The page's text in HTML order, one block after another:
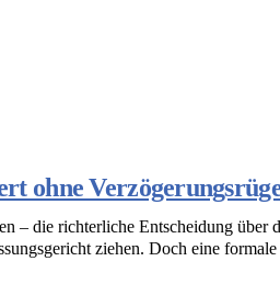
ohne
– die richterliche Entscheidung über
ziehen. Doch eine